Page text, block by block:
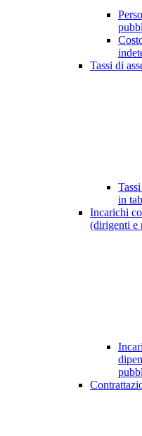
Tassi di
in
Incarichi
(dirigenti e